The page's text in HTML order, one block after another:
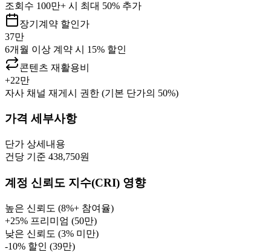
조회수 100만+ 시 최대 50% 추가
장기계약 할인가
37만
6개월 이상 계약 시 15% 할인
콘텐츠 재활용비
+22만
자사 채널 재게시 권한 (기본 단가의 50%)
가격 세부사항
단가 상세내용
건당 기준 438,750원
계정 신뢰도 지수(CRI) 영향
높은 신뢰도 (8%+ 참여율)
+25% 프리미엄 (50만)
낮은 신뢰도 (3% 미만)
-10% 할인 (39만)